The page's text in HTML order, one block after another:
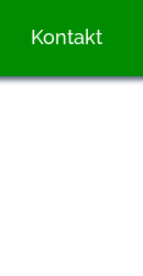
Kontakt